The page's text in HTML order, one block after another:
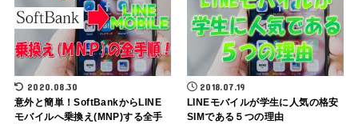
2020.08.30
意外と簡単！SoftBankからLINE
モバイルへ乗換え(MNP)する全手
2018.07.19
LINEモバイルが学生に人気の格安
SIMである５つの理由